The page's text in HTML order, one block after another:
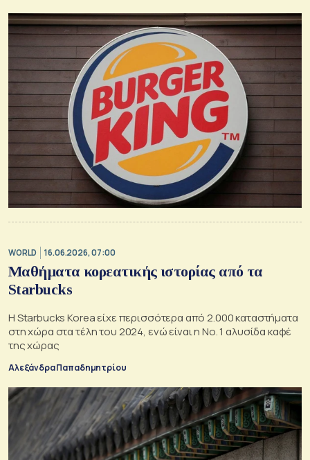
WORLD 16.06.2026, 07:00
Μαθήματα κορεατικής ιστορίας από τα
Starbucks
Η Starbucks Korea είχε περισσότερα από 2.000 καταστήματα
στη χώρα στα τέλη του 2024, ενώ είναι η Νο. 1 αλυσίδα καφέ
της χώρας
Αλεξάνδρα Παπαδημητρίου